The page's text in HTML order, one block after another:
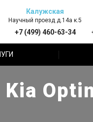
Калужская
Научный проезд д.14а к.5
+7 (499) 460-63-34
Kia